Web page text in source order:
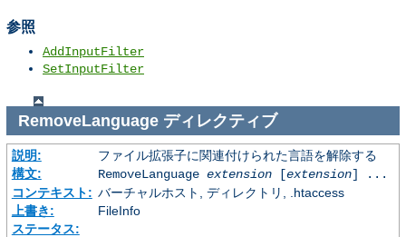
参照
AddInputFilter
SetInputFilter
RemoveLanguageディレクティブ
説明:
ファイル拡張子に関連付けられた言語を解除する
構文:
RemoveLanguage extension[extension] ...
コンテキスト: バーチャルホスト, ディレクトリ, .htaccess
上書き:
FileInfo
ステータス: